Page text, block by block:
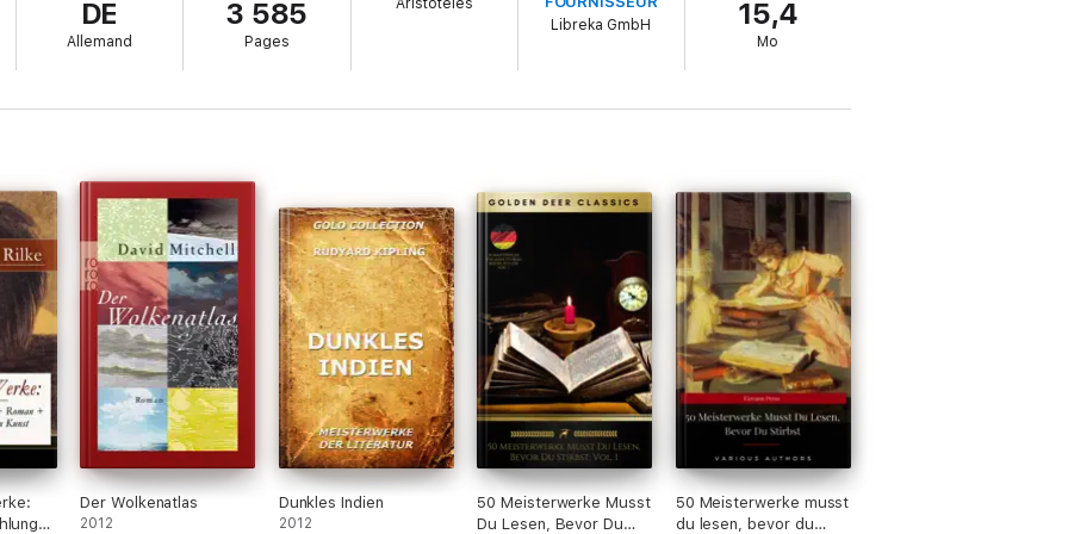
DE
Allemand
3 585
Pages
Aristoteles
Libreka GmbH 15,4
Mo
Der Wolkenatlas
2012
Dunkles Indien
2012
50 Meisterwerke Musst
Du Lesen, Bevor Du
50 Meisterwerke musst
du lesen, bevor du